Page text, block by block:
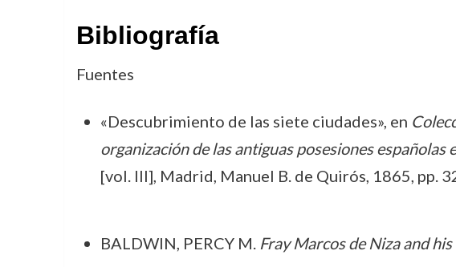
Bibliografía
Fuentes
«Descubrimiento de las siete ciudades», en
organización de las antiguas posesiones españolas
[vol. III], Madrid, Manuel B. de Quirós, 1865, pp.
BALDWIN, PERCY M. Fray Marcos de Niza and